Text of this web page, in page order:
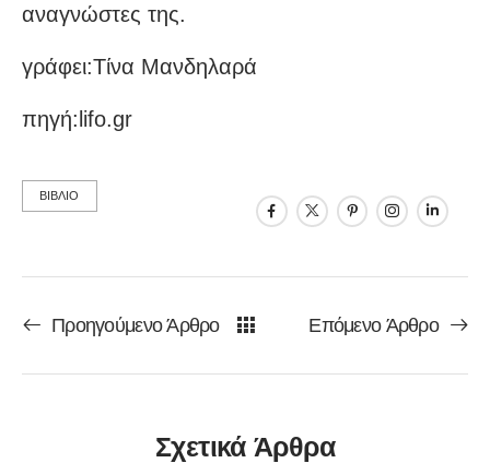
αναγνώστες της.
γράφει:Τίνα Μανδηλαρά
πηγή:lifo.gr
ΒΙΒΛΙΟ
Προηγούμενο Άρθρο Επόμενο Άρθρο
Σχετικά Άρθρα